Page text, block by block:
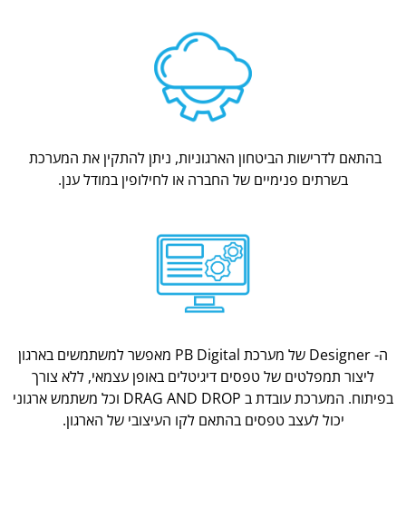
בהתאם לדרישות הביטחון הארגוניות, ניתן להתקין את המערכת
בשרתים פנימיים של החברה או לחילופין במודל ענן.
ה- Designer של מערכת PB Digital מאפשר למשתמשים בארגון
ליצור תמפלטים של טפסים דיגיטלים באופן עצמאי, ללא צורך
בפיתוח. המערכת עובדת ב DRAG AND DROP וכל משתמש ארגוני
יכול לעצב טפסים בהתאם לקו העיצובי של הארגון.